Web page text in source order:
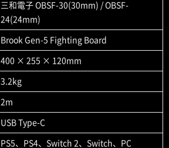
三和電子 OBSF-30(30mm) / OBSF-
24(24mm)
Brook Gen-5 Fighting Board
400 × 255 × 120mm
3.2kg
2m
USB Type-C
PS5、PS4、Switch 2、Switch、PC